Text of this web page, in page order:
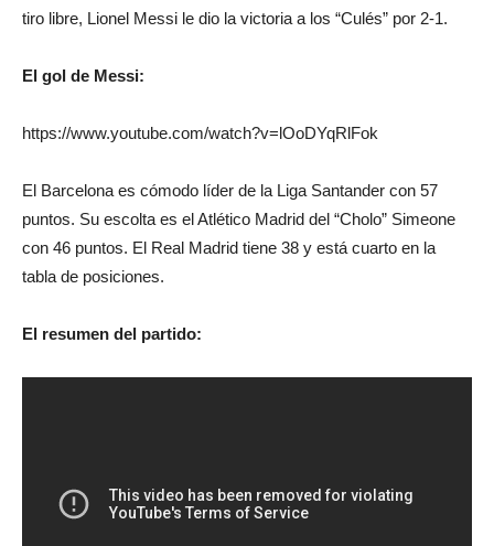
tiro libre, Lionel Messi le dio la victoria a los “Culés” por 2-1.
El gol de Messi:
https://www.youtube.com/watch?v=lOoDYqRlFok
El Barcelona es cómodo líder de la Liga Santander con 57
puntos. Su escolta es el Atlético Madrid del “Cholo” Simeone
con 46 puntos. El Real Madrid tiene 38 y está cuarto en la
tabla de posiciones.
El resumen del partido: